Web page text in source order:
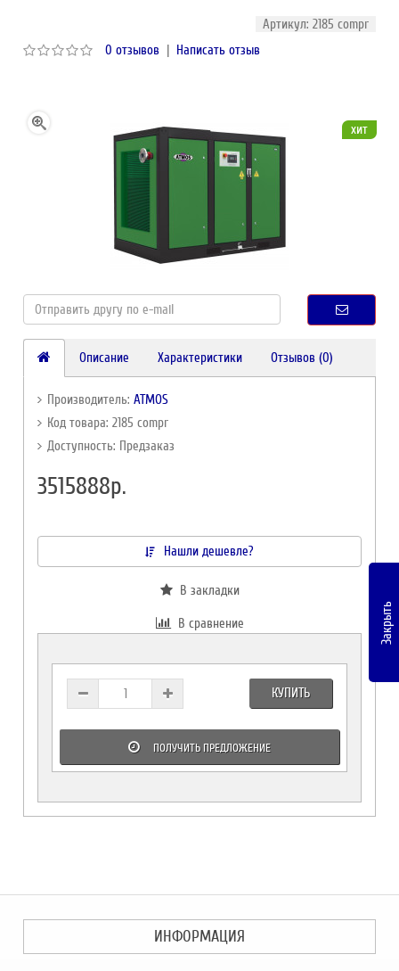
Артикул: 2185 compr
0 отзывов | Написать отзыв
хит
Описание Характеристики Отзывов (0)
Производитель:ATMOS
Код товара: 2185 compr
Доступность: Предзаказ
3515888р.
Нашли дешевле?
В закладки
В сравнение
КУПИТЬ
ПОЛУЧИТЬ ПРЕДЛОЖЕНИЕ
ИНФОРМАЦИЯ
Закрыть